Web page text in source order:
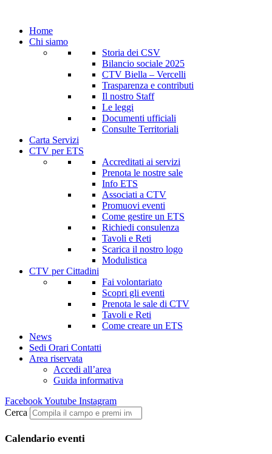
Home
Chi siamo
Storia dei CSV
Bilancio sociale 2025
CTV Biella – Vercelli
Trasparenza e contributi
Il nostro Staff
Le leggi
Documenti ufficiali
Consulte Territoriali
Carta Servizi
CTV per ETS
Accreditati ai servizi
Prenota le nostre sale
Info ETS
Associati a CTV
Promuovi eventi
Come gestire un ETS
Richiedi consulenza
Tavoli e Reti
Scarica il nostro logo
Modulistica
CTV per Cittadini
Fai volontariato
Scopri gli eventi
Prenota le sale di CTV
Tavoli e Reti
Come creare un ETS
News
Sedi Orari Contatti
Area riservata
Accedi all’area
Guida informativa
FacebookYoutube Instagram
Cerca
Calendario eventi